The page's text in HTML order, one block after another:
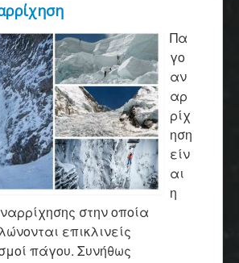
Πα
γο
αν
αρ
ρίχ
ηση
είν
αι
η
στην οποία
επικλινείς
πάγου. Συνήθως